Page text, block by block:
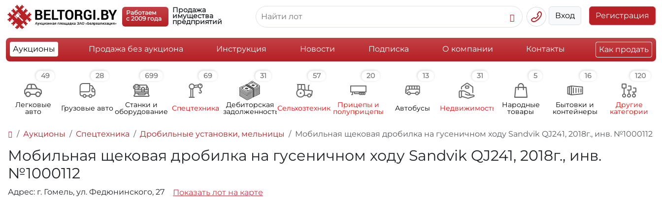
Работаем
c 2009 года
Продажа
имущества
предприятий
Вход Регистрация
Аукционы Продажа без аукциона Инструкция Новости Подписка О компании Контакты Как продать
49
Легковые
авто
28
Грузовые авто
699
Станки и
оборудование
69
Спецтехника
31
Дебиторская
задолженность
57
Сельхозтехника
20
Прицепы и
полуприцепы
13
Автобусы
31
Недвижимость
5
Народные
товары
16
Бытовки и
контейнеры
120
Другие
категории
Аукционы Спецтехника Дробильные установки, мельницы Мобильная щековая дробилка на гусеничном ходу Sandvik QJ241, 2018г., инв. №1000112
Мобильная щековая дробилка на гусеничном ходу Sandvik QJ241, 2018г., инв.
№1000112
Адрес: г. Гомель, ул. Федюнинского, 27 Показать лот на карте